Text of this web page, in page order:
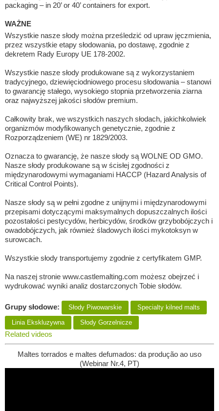
packaging – in 20’ or 40’ containers for export.
WAŻNE
Wszystkie nasze słody można prześledzić od upraw jęczmienia,
przez wszystkie etapy słodowania, po dostawę, zgodnie z
dekretem Rady Europy UE 178-2002.
Wszystkie nasze słody produkowane są z wykorzystaniem
tradycyjnego, dziewięciodniowego procesu słodowania – stanowi
to gwarancję stałego, wysokiego stopnia przetworzenia ziarna
oraz najwyższej jakości słodów premium.
Całkowity brak, we wszystkich naszych słodach, jakichkolwiek
organizmów modyfikowanych genetycznie, zgodnie z
Rozporządzeniem (WE) nr 1829/2003.
Oznacza to gwarancję, że nasze słody są WOLNE OD GMO.
Nasze słody produkowane są w ścisłej zgodności z
międzynarodowymi wymaganiami HACCP (Hazard Analysis of
Critical Control Points).
Nasze słody są w pełni zgodne z unijnymi i międzynarodowymi
przepisami dotyczącymi maksymalnych dopuszczalnych ilości
pozostałości pestycydów, herbicydów, środków grzybobójczych i
owadobójczych, jak również śladowych ilości mykotoksyn w
surowcach.
Wszystkie słody transportujemy zgodnie z certyfikatem GMP.
Na naszej stronie www.castlemalting.com możesz obejrzeć i
wydrukować wyniki analiz dostarczonych Tobie słodów.
Grupy słodowe: Słody Piwowarskie Specialty kilned malts
Linia Ekskluzywna Słody Gorzelnicze
Related videos
Maltes torrados e maltes defumados: da produção ao uso
(Webinar Nr.4, PT)